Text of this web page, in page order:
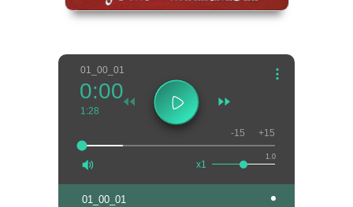
01_00_01
0:00
1:28
1.0
x1
-15 +15
01_00_01